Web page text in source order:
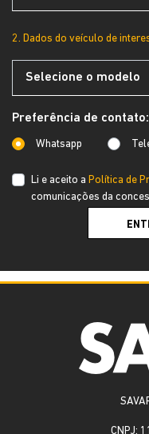
2. Dados do veículo de
Preferência de contato:
Whatsapp
Li e aceito a Política de
comunicações da
CNPJ: